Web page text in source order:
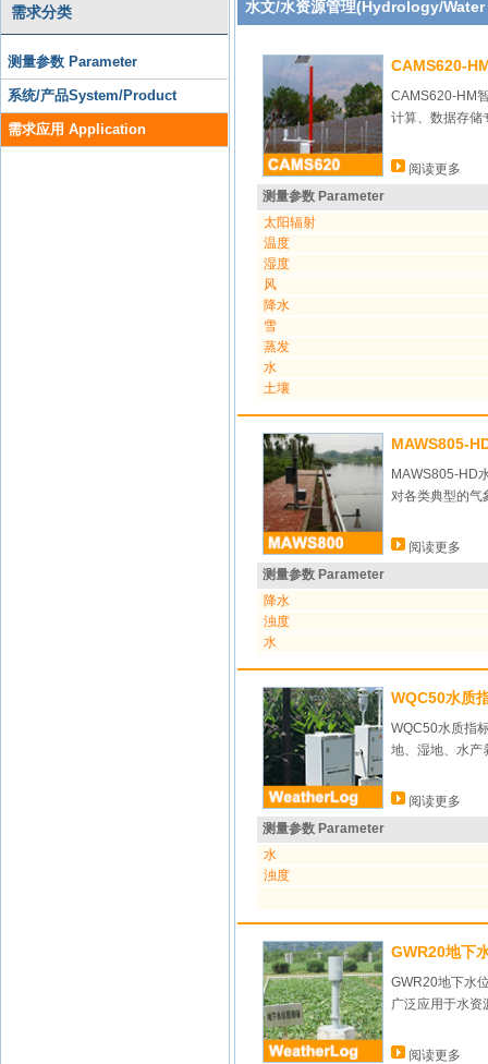
需求分类
测量参数 Parameter
系统/产品System/Product
需求应用 Application
水文/水资源管理(Hydrology/
CAMS620-
CAMS620-HM
计算、数据存储
阅读更多
测量参数 Parameter
太阳辐射
温度
湿度
风
降水
雪
蒸发
水
土壤
MAWS805-
MAWS805-HD
对各类典型的气
阅读更多
测量参数 Parameter
降水
浊度
水
WQC50水质
WQC50水质指
地、湿地、水产
阅读更多
测量参数 Parameter
水
浊度
GWR20地下
GWR20地下水
广泛应用于水资
阅读更多